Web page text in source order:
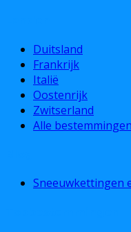
Duitsland
Frankrijk
Italië
Oostenrijk
Zwitserland
Alle bestemmingen
Sneeuwkettingen